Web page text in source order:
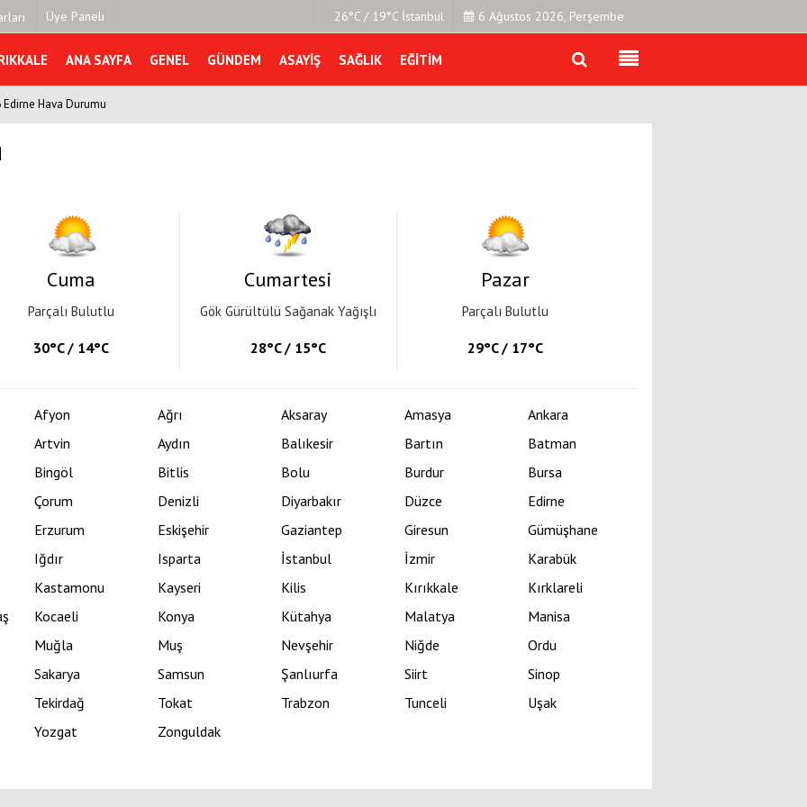
Üye Paneli 26°C / 19°C İstanbul 6 Ağustos 2026, Perşembe
ANA SAYFA GENEL GÜNDEM ASAYIŞ SAĞLIK EĞITIM
Hava Durumu
Cuma
Parçalı Bulutlu
30°C / 14°C
Cumartesi
Gök Gürültülü Sağanak Yağışlı
28°C / 15°C
Pazar
Parçalı Bulutlu
29°C / 17°C
Afyon Ağrı Aksaray Amasya
Ankara
Artvin Aydın Balıkesir Bartın
Batman
Bingöl Bitlis Bolu Burdur
Bursa
Çorum Denizli Diyarbakır Düzce
Edirne
Erzurum Eskişehir Gaziantep Giresun
Gümüşhane
Iğdır Isparta İstanbul İzmir
Karabük
Kastamonu Kayseri Kilis Kırıkkale
Kırklareli
Kocaeli Konya Kütahya Malatya
Manisa
Muğla Muş Nevşehir Niğde
Ordu
Sakarya Samsun Şanlıurfa Siirt
Sinop
Tekirdağ Tokat Trabzon Tunceli
Uşak
Yozgat Zonguldak